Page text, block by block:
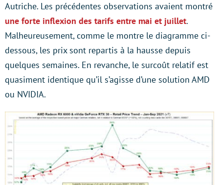
Autriche. Les précédentes observations avaient montré
une forte inflexion des tarifs entre mai et juillet.
Malheureusement, comme le montre le diagramme ci-
dessous, les prix sont repartis à la hausse depuis
quelques semaines. En revanche, le surcoût relatif est
quasiment identique qu’il s’agisse d’une solution AMD
ou NVIDIA.